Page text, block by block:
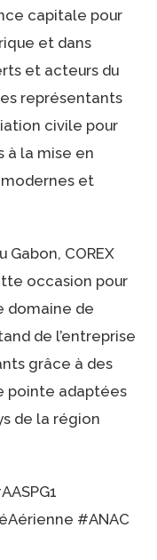
capitale pour
et dans
et acteurs du
représentants
civile pour
à la mise en
et
Gabon, COREX
occasion pour
domaine de
de l’entreprise
grâce à des
pointe adaptées
de la région
#ANAC